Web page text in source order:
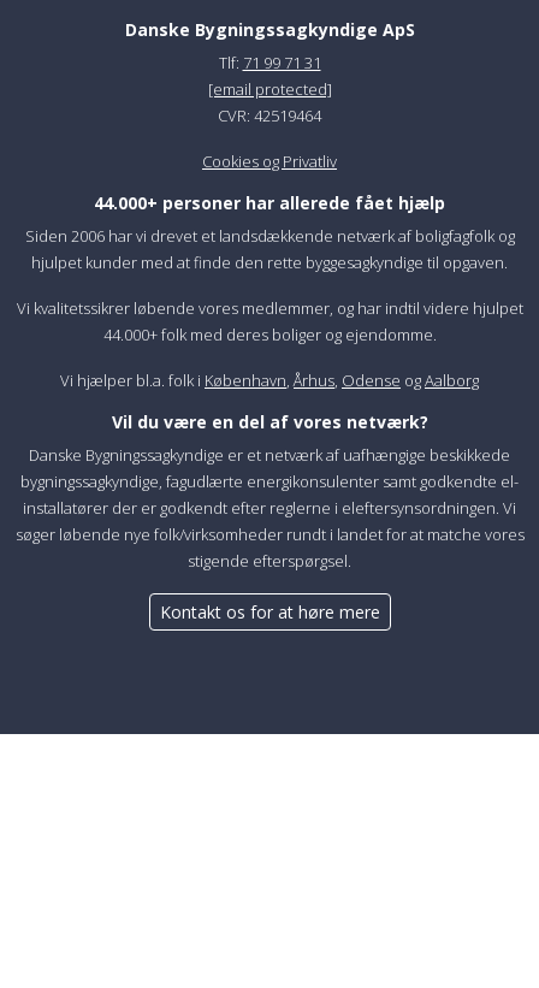
Danske Bygningssagkyndige ApS
Tlf: 71 99 71 31
[email protected]
CVR: 42519464
Cookies og Privatliv
44.000+ personer har allerede fået hjælp
Siden 2006 har vi drevet et landsdækkende netværk af boligfagfolk og
hjulpet kunder med at finde den rette byggesagkyndige til opgaven.
Vi kvalitetssikrer løbende vores medlemmer, og har indtil videre hjulpet
44.000+ folk med deres boliger og ejendomme.
Vi hjælper bl.a. folk i København,Århus, Odense ogAalborg
Vil du være en del af vores netværk?
Danske Bygningssagkyndige er et netværk af uafhængige beskikkede
bygningssagkyndige, fagudlærte energikonsulenter samt godkendte el-
installatører der er godkendt efter reglerne i eleftersynsordningen. Vi
søger løbende nye folk/virksomheder rundt i landet for at matche vores
stigende efterspørgsel.
Kontakt os for at høre mere